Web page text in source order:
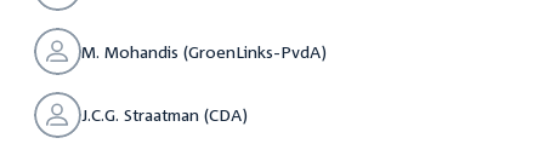
M. Mohandis (GroenLinks-PvdA)
J.C.G. Straatman (CDA)